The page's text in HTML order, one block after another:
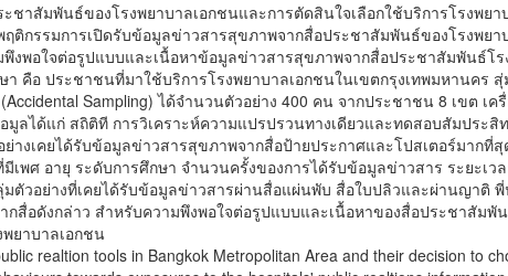
ชาสัมพันธ์ของโรงพยาบาลเอกชนและการตัดสินใจเลือกใช้บริการโรงพย
ติกรรมการเปิดรับข้อมูลข่าวสารสุขภาพจากสื่อประชาสัมพันธ์ของโรงพยา
งพอใจต่อรูปแบบและเนื้อหาข้อมูลข่าวสารสุขภาพจากสื่อประชาสัมพันธ์โ
คือ ประชาชนที่มาใช้บริการโรงพยาบาลเอกชนในเขตกรุงเทพมหานคร
Sampling) ได้จำนวนตัวอย่าง 400 คน จากประชาชน 8 เขต เ
มูลได้แก่ สถิติที การวิเคราะห์ความแปรปรวนทางเดียวและทดสอบสัมประ
งเคยได้รับข้อมูลข่าวสารสุขภาพจากสื่อป้ายประกาศและโปสเตอร์มาก
พศ อายุ ระดับการศึกษา จำนวนครั้งของการได้รับข้อมูลข่าวสาร ระยะเว
ตัวอย่างที่เคยได้รับข้อมูลข่าวสารผ่านสื่อแผ่นพับ สื่อใบปลิวและผ่านญาติ พี่
กสื่อดังกล่าว สำหรับความพึงพอใจต่อรูปแบบและเนื้อหาของสื่อประชาสัม
ยาบาลเอกชน
realtion tools in Bangkok Metropolitan Area and their decision to